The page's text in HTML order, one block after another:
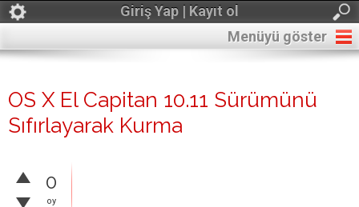
Giriş Yap | Kayıt ol
Menüyü göster
OS X El Capitan 10.11 Sürümünü
Sıfırlayarak Kurma
0
oy